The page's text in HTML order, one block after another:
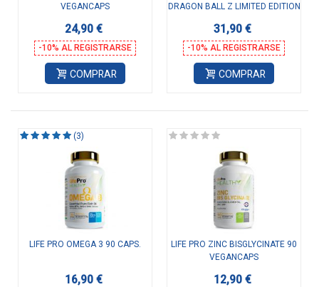
VEGANCAPS
24,90 €
-10% AL REGISTRARSE
COMPRAR
DRAGON BALL Z LIMITED EDITION
31,90 €
-10% AL REGISTRARSE
COMPRAR
(3)
LIFE PRO OMEGA 3 90 CAPS.
16,90 €
LIFE PRO ZINC BISGLYCINATE 90
VEGANCAPS
12,90 €